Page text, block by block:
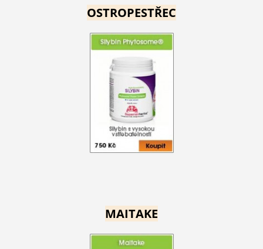
OSTROPESTŘEC
MAITAKE